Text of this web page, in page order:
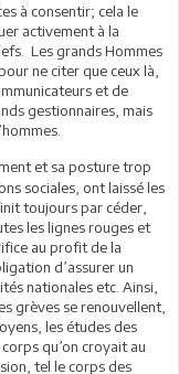
à consentir; cela le
activement à la
Les grands Hommes
ne citer que ceux là,
et de
gestionnaires, mais
et sa posture trop
sociales, ont laissé les
toujours par céder,
les lignes rouges et
au profit de la
d’assurer un
nationales etc. Ainsi,
grèves se renouvellent,
les études des
qu’on croyait au
tel le corps des